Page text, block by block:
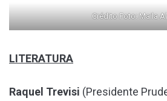
Crédito Foto: Maila
LITERATURA
Raquel Trevisi (Presidente